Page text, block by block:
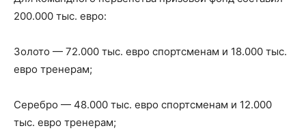
200.000 тыс. евро:
Золото — 72.000 тыс. евро спортсменам и 18.000 тыс.
евро тренерам;
Серебро — 48.000 тыс. евро спортсменам и 12.000
тыс. евро тренерам;